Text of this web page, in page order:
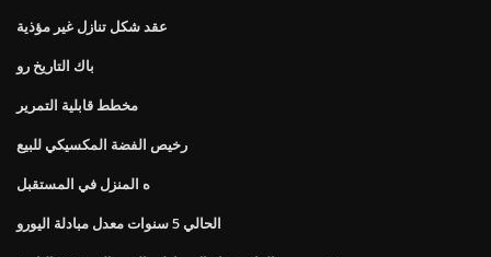
عقد شكل تنازل غير مؤذية
باك التاريخ رو
مخطط قابلية التمرير
رخيص الفضة المكسيكي للبيع
ه المنزل في المستقبل
الحالي 5 سنوات معدل مبادلة اليورو